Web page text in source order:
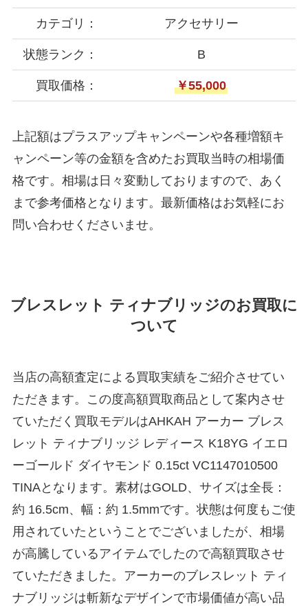
カテゴリ： アクセサリー
状態ランク： B
買取価格： ￥55,000
上記額はプラスアップキャンペーンや各種増額キ
ャンペーン等の金額を含めたお買取当時の相場価
格です。相場は日々変動しておりますので、あく
まで参考価格となります。最新価格はお気軽にお
問い合わせくださいませ。
ブレスレット ティナブリッジのお買取に
ついて
当店の高額査定による買取実績をご紹介させてい
ただきます。この度高額買取商品として案内させ
ていただく買取モデルはAHKAH アーカー ブレス
レット ティナブリッジ レディース K18YG イエロ
ーゴールド ダイヤモンド 0.15ct VC1147010500
TINAとなります。素材はGOLD、サイズは全長：
約 16.5cm、幅：約 1.5mmです。状態は何度もご使
用されていたということでございましたが、相場
が高騰しているアイテムでしたので高額買取させ
ていただきました。アーカーのブレスレット ティ
ナブリッジは斬新なデザインで市場価値が高い品